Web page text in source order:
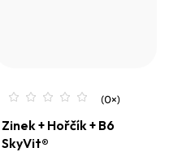
Zinek + Hořčík + B6
SkyVit®